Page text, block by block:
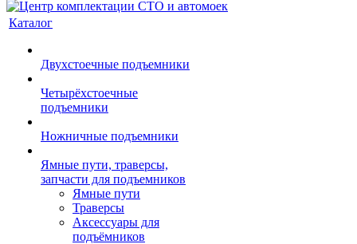
Каталог
Двухстоечные подъемники
Четырёхстоечные
подъемники
Ножничные подъемники
Ямные пути, траверсы,
запчасти для подъемников
Ямные пути
Траверсы
Аксессуары для
подъёмников